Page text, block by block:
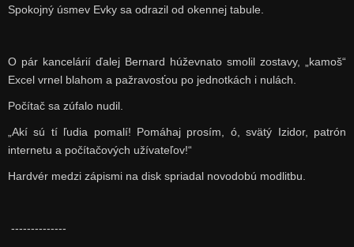
Spokojný úsmev Evky sa odrazil od okennej tabule.
O pár kancelárií ďalej Bernard húževnato smolil zostavy, „kamoš“
Excel vrnel blahom a pažravosťou po jednotkách i nulách.
Počítač sa zúfalo nudil.
„Akí sú tí ľudia pomalí! Pomáhaj prosím, ó, svätý Izidor, patrón
internetu a počítačových užívateľov!“
Hardvér medzi zápismi na disk spriadal novodobú modlitbu.
--------------